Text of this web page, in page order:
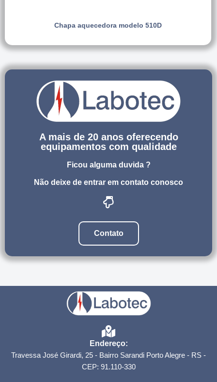
Chapa aquecedora modelo 510D
A mais de 20 anos oferecendo
equipamentos com qualidade
Ficou alguma duvida ?
Não deixe de entrar em contato conosco
Contato
Endereço:
Travessa José Girardi, 25 - Bairro Sarandi Porto Alegre - RS -
CEP: 91.110-330